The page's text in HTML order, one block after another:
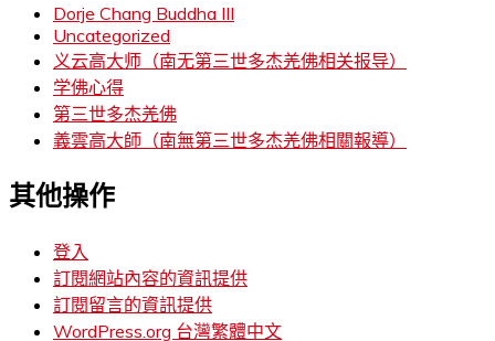
Dorje Chang Buddha III
Uncategorized
义云高大师（南无第三世多杰羌佛相关报导）
学佛心得
第三世多杰羌佛
義雲高大師（南無第三世多杰羌佛相關報導）
其他操作
登入
訂閱網站內容的資訊提供
訂閱留言的資訊提供
WordPress.org 台灣繁體中文